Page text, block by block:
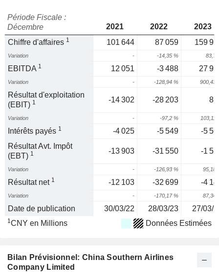
Période Fiscale :
Décembre
2021 2022
2023
Chiffre d'affaires 1 101 644 87 059 159
Variation - -14,35 % 83,7
EBITDA 1 12 051 -3 488 27
Variation - -128,94 % 900,43
Résultat d'exploitation
(EBIT) 1 -14 302 -28 203
Variation - -97,2 % 103,11
Intérêts payés 1 -4 025 -5 549
-5
Résultat Avt. Impôt
(EBT) 1 -13 903 -31 550 -1
Variation - -126,93 % 95,18
Résultat net 1 -12 103 -32 699 -4
Variation - -170,17 % 87,34
Date de publication 30/03/22 28/03/23 27/03/
1CNY en Millions Données Estimées
Bilan Prévisionnel: China Southern Airlines
Company Limited